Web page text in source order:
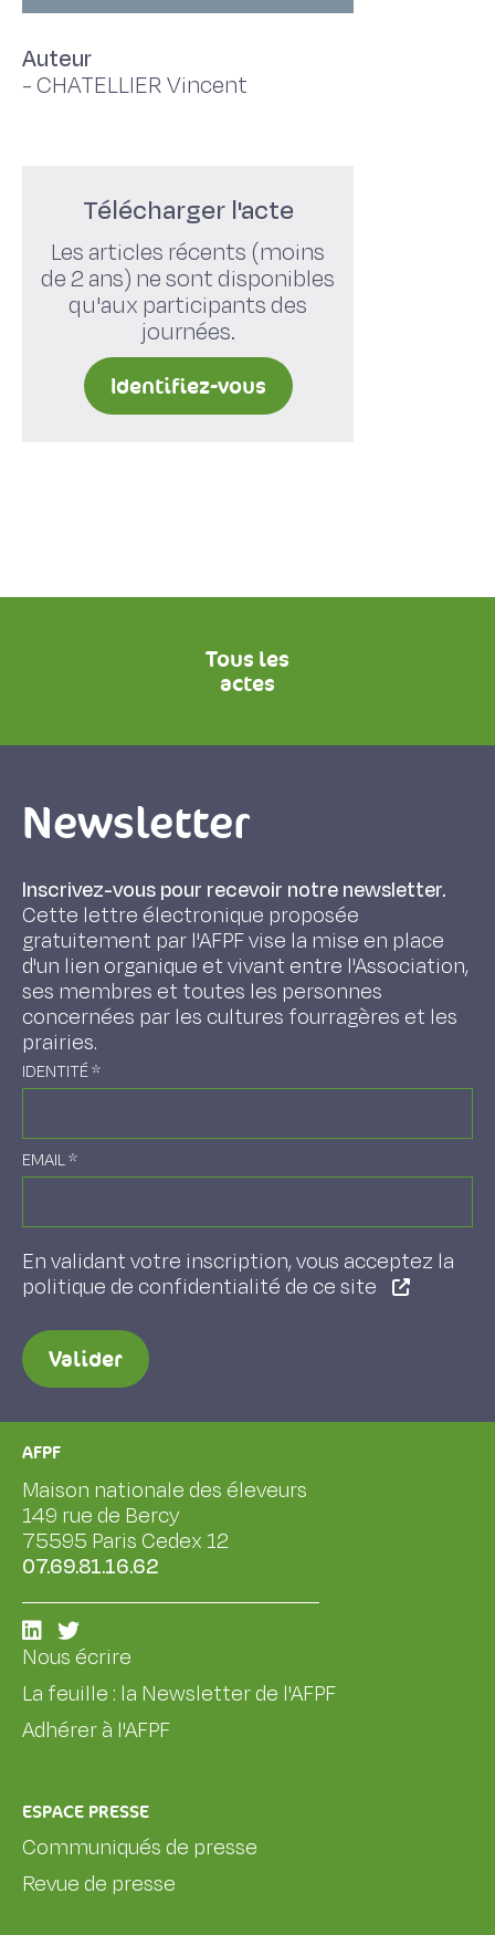
Auteur
-CHATELLIER Vincent
Télécharger l'acte
Les articles récents (moins
de 2 ans) ne sont disponibles
qu'aux participants des
journées.
Identifiez-vous
Tous les
actes
Newsletter
Inscrivez-vous pour recevoir notre newsletter.
Cette lettre électronique proposée
gratuitement par l'AFPF vise la mise en place
d'un lien organique et vivant entre l'Association,
ses membres et toutes les personnes
concernées par les cultures fourragères et les
prairies.
IDENTITÉ*
EMAIL*
En validant votre inscription, vous acceptez la
politique de confidentialité de ce site
Valider
AFPF
Maison nationale des éleveurs
149 rue de Bercy
75595 Paris Cedex 12
07.69.81.16.62
Nous écrire
La feuille : la Newsletter de l'AFPF
Adhérer à l'AFPF
ESPACE PRESSE
Communiqués de presse
Revue de presse